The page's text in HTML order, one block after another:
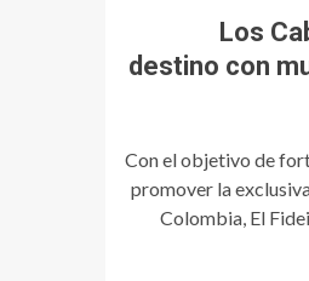
Los
destino con
Con el objetivo de
promover la
Colombia, El